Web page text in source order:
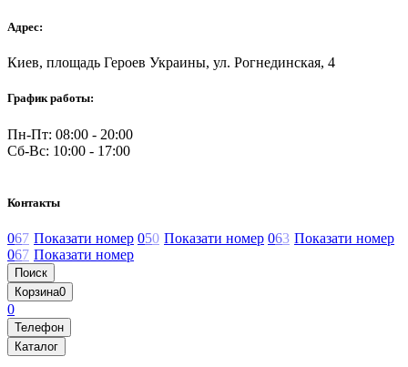
Адрес:
Киев, площадь Героев Украины, ул. Рогнединская, 4
График работы:
Пн-Пт: 08:00 - 20:00
Сб-Вс: 10:00 - 17:00
Контакты
067 Показати номер 050 Показати номер 063 Показати номер
067 Показати номер
Поиск
Корзина0
0
Телефон
Каталог